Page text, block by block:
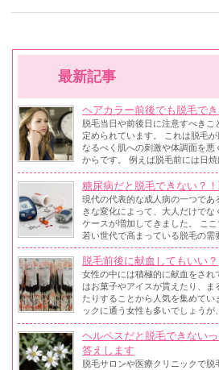
最新記事
ヘアカラー前後でも脱毛でき
脱毛当日や前後日に注意すべき
定められています。 これは脱毛
なるべく肌への刺激や体調面を悪
からです。 例えば脱毛前には日焼
糖尿病だと脱毛できない？
現代の代表的な成人病の一つで
きな変化によって、大人だけで
ケースが増加してきました。 こ
若い世代で高まっている脱毛の需
脱毛前後に献血してもいい？
女性の中には積極的に献血をされ
はお菓子やアイスが貰えたり、ま
たりすることから人気を集めてい
ックに通う女性も多いでしょうが
ヘルペスだと脱毛できない
答えします
脱毛サロンや医療クリニックで脱